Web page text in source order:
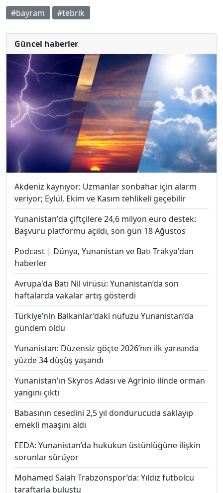
#bayram #tebrik
Güncel haberler
Akdeniz kaynıyor: Uzmanlar sonbahar için alarm
veriyor; Eylül, Ekim ve Kasım tehlikeli geçebilir
Yunanistan'da çiftçilere 24,6 milyon euro destek:
Başvuru platformu açıldı, son gün 18 Ağustos
Podcast | Dünya, Yunanistan ve Batı Trakya'dan
haberler
Avrupa'da Batı Nil virüsü: Yunanistan’da son
haftalarda vakalar artış gösterdi
Türkiye’nin Balkanlar’daki nüfuzu Yunanistan’da
gündem oldu
Yunanistan: Düzensiz göçte 2026’nın ilk yarısında
yüzde 34 düşüş yaşandı
Yunanistan'ın Skyros Adası ve Agrinio ilinde orman
yangını çıktı
Babasının cesedini 2,5 yıl dondurucuda saklayıp
emekli maaşını aldı
EEDA: Yunanistan’da hukukun üstünlüğüne ilişkin
sorunlar sürüyor
Mohamed Salah Trabzonspor’da: Yıldız futbolcu
taraftarla buluştu